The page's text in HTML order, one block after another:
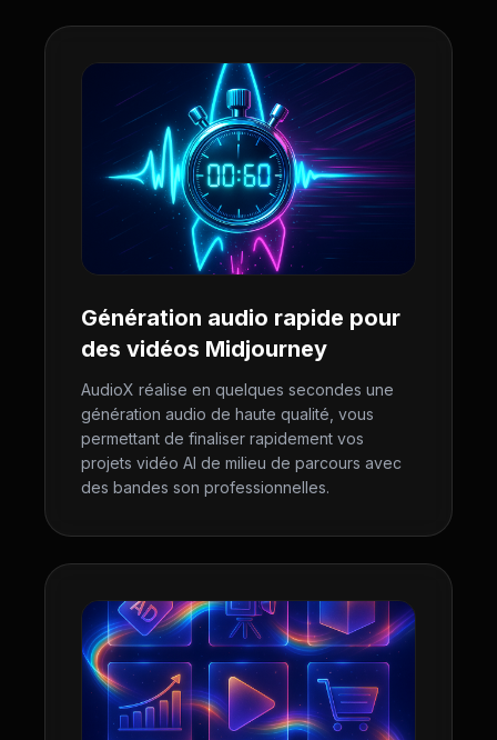
Génération audio rapide pour
des vidéos Midjourney
AudioX réalise en quelques secondes une
génération audio de haute qualité, vous
permettant de finaliser rapidement vos
projets vidéo AI de milieu de parcours avec
des bandes son professionnelles.